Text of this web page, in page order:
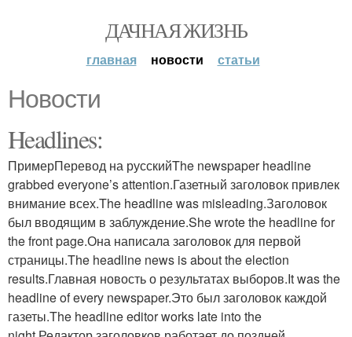
ДАЧНАЯ ЖИЗНЬ
главная новости статьи
Новости
Headlines:
ПримерПеревод на русскийThe newspaper headline
grabbed everyone’s attention.Газетный заголовок привлек
внимание всех.The headline was misleading.Заголовок
был вводящим в заблуждение.She wrote the headline for
the front page.Она написала заголовок для первой
страницы.The headline news is about the election
results.Главная новость о результатах выборов.It was the
headline of every newspaper.Это был заголовок каждой
газеты.The headline editor works late into the